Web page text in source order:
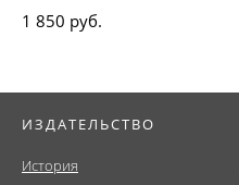
1 850 руб.
ИЗДАТЕЛЬСТВО
История